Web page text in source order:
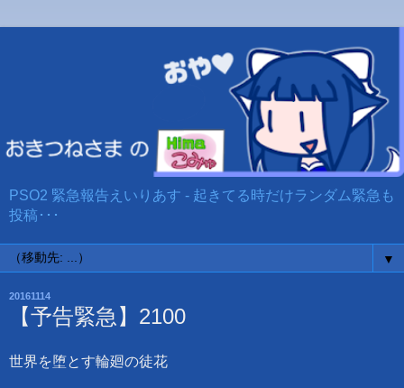
PSO2 緊急報告えいりあす - 起きてる時だけランダム緊急も
投稿･･･
▼
20161114
【予告緊急】2100
世界を堕とす輪廻の徒花